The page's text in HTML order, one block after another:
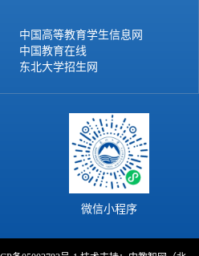
中国高等教育学生信息网
中国教育在线
东北大学招生网
微信小程序